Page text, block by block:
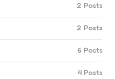
2 Posts
2 Posts
6 Posts
4 Posts